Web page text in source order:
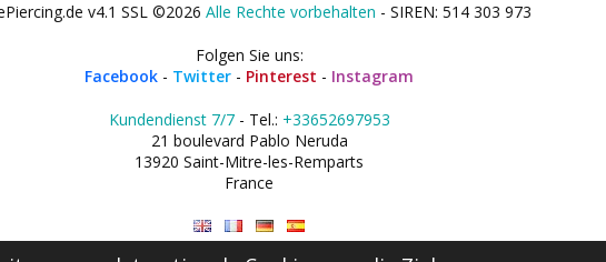
v4.1 SSL ©2026 Alle Rechte vorbehalten - SIREN: 514 303 973
Folgen Sie uns:
Facebook - Twitter - Pinterest - Instagram
Kundendienst 7/7- Tel.: +33652697953
21 boulevard Pablo Neruda
13920 Saint-Mitre-les-Remparts
France